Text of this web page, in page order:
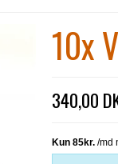
10x
340,00